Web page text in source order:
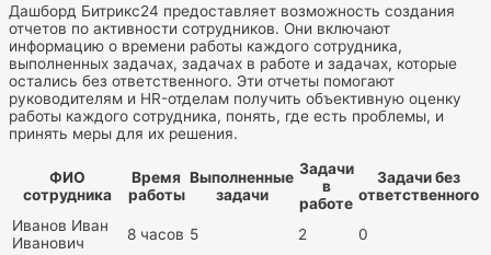
Дашборд Битрикс24 предоставляет возможность создания
отчетов по активности сотрудников. Они включают
информацию о времени работы каждого сотрудника,
выполненных задачах, задачах в работе и задачах, которые
остались без ответственного. Эти отчеты помогают
руководителям и HR-отделам получить объективную оценку
работы каждого сотрудника, понять, где есть проблемы, и
принять меры для их решения.
ФИО
сотрудника
Время
работы
Выполненные
задачи
Задачи
в
работе
Задачи без
ответственного
Иванов Иван
Иванович
8 часов 5 2
0